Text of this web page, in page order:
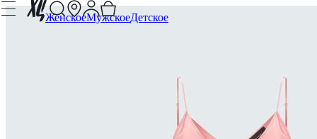
ЖенскоеМужскоеДетское